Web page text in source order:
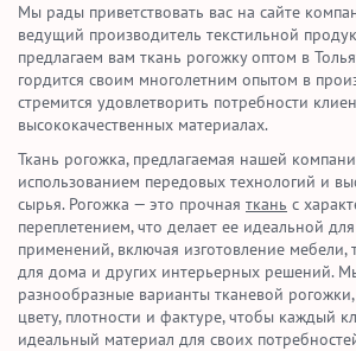
Мы рады приветствовать вас на сайте
ведущий производитель текстильной
предлагаем вам ткань рогожку оптом в
гордится своим многолетним опытом в
стремится удовлетворить потребности
высококачественных материалах.
Ткань рогожка, предлагаемая нашей
использованием передовых технологий и
сырья. Рогожка — это прочная ткань с
переплетением, что делает ее идеальной
применений, включая изготовление мебели,
для дома и других интерьерных решений.
разнообразные варианты тканевой
цвету, плотности и фактуре, чтобы каждый
идеальный материал для своих